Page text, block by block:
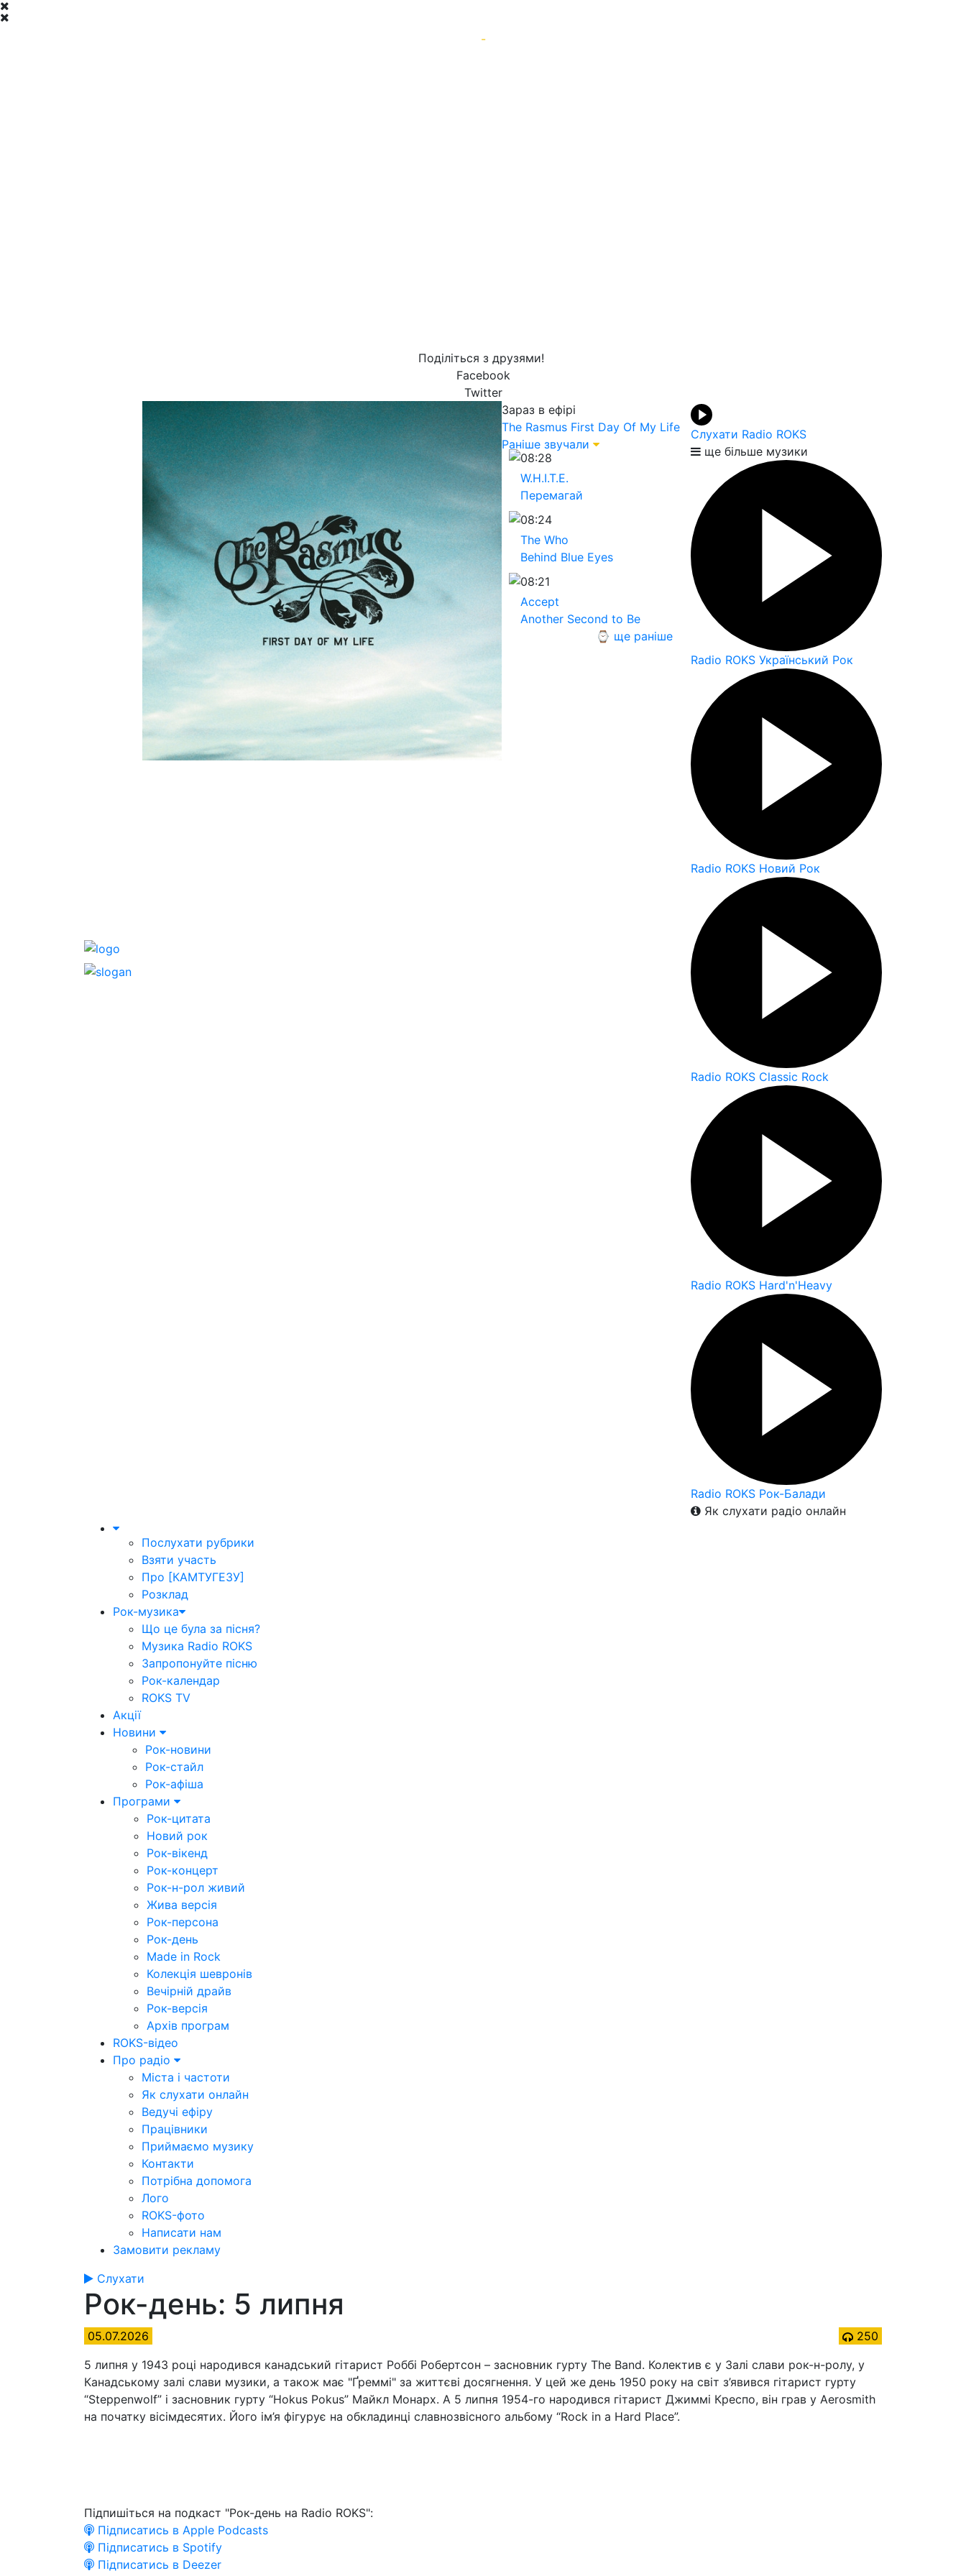
-
Поділіться з друзями!
Facebook
Twitter
Зараз в ефірі
The Rasmus First Day Of My Life
Раніше звучали
08:28
W.H.I.T.E.
Перемагай
08:24
The Who
Behind Blue Eyes
08:21
Accept
Another Second to Be
⌚ ще раніше
Слухати Radio ROKS
ще більше музики
Radio ROKS Український Рок
Radio ROKS Новий Рок
Radio ROKS Classic Rock
Radio ROKS Hard'n'Heavy
Radio ROKS Рок-Балади
Як слухати радіо онлайн
Послухати рубрики
Взяти участь
Про [КАМТУГЕЗУ]
Розклад
Рок-музика
Що це була за пісня?
Музика Radio ROKS
Запропонуйте пісню
Рок-календар
ROKS TV
Акції
Новини
Рок-новини
Рок-стайл
Рок-афіша
Програми
Рок-цитата
Новий рок
Рок-вікенд
Рок-концерт
Рок-н-рол живий
Жива версія
Рок-персона
Рок-день
Made in Rock
Колекція шевронів
Вечірній драйв
Рок-версія
Архів програм
ROKS-відео
Про радіо
Міста і частоти
Як слухати онлайн
Ведучі ефіру
Працівники
Приймаємо музику
Контакти
Потрібна допомога
Лого
ROKS-фото
Написати нам
Замовити рекламу
Слухати
Рок-день: 5 липня
05.07.2026
250
5 липня у 1943 році народився канадський гітарист Роббі Робертсон – засновник гурту The Band. Колектив є у Залі слави рок-н-ролу, у
Канадському залі слави музики, а також має "Ґреммі" за життєві досягнення. У цей же день 1950 року на світ з’явився гітарист гурту
“Steppenwolf” і засновник гурту “Hokus Pokus” Майкл Монарх. А 5 липня 1954-го народився гітарист Джиммі Креспо, він грав у Aerosmith
на початку вісімдесятих. Його ім’я фігурує на обкладинці славнозвісного альбому “Rock in a Hard Place”.
Підпишіться на подкаст "Рок-день на Radio ROKS":
Підписатись в Apple Podcasts
Підписатись в Spotify
Підписатись в Deezer